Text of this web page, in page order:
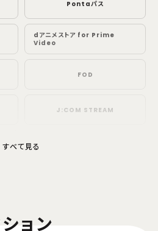
Pontaパス
dアニメストア for Prime
Video
FOD
J:COM STREAM
すべて見る
ョン